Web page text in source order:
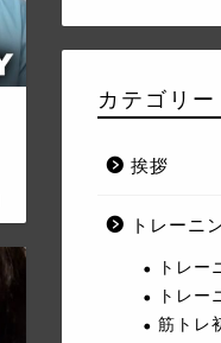
カテゴリー
挨拶
トレーニ
トレー
トレー
筋トレ